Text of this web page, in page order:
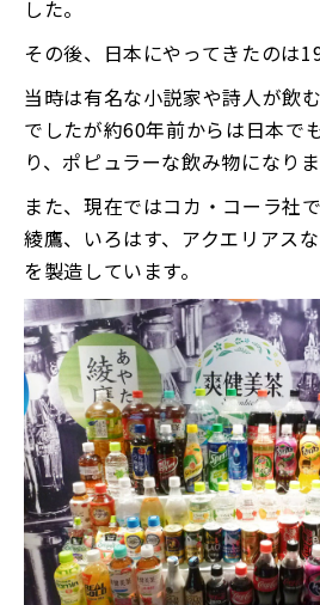
した。
その後、日本にやってきたのは
当時は有名な小説家や詩人が飲
でしたが約60年前からは日本で
り、ポピュラーな飲み物になりま
また、現在ではコカ・コーラ社
綾鷹、いろはす、アクエリアス
を製造しています。